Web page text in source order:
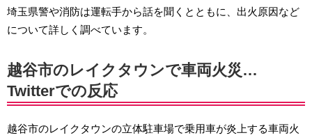
埼玉県警や消防は運転手から話を聞くとともに、出火原因など
について詳しく調べています。
越谷市のレイクタウンで車両火災…
Twitterでの反応
越谷市のレイクタウンの立体駐車場で乗用車が炎上する車両火